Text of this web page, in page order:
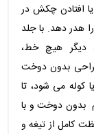
افتادن چکش در
هدر دهد. با جلد
دیگر هیچ خط،
بدون دوخت
کوله می شود، تا
بدون دوخت و با
کامل از تیغه و